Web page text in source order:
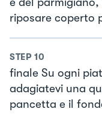
riposare coperto
STEP 10
finale Su ogni
adagiatevi una
pancetta e il